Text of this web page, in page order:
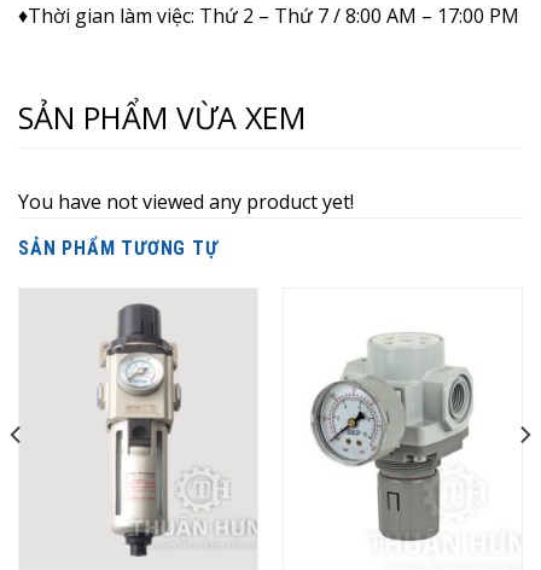
♦Thời gian làm việc: Thứ 2 – Thứ 7 / 8:00 AM – 17:00 PM
SẢN PHẨM VỪA XEM
You have not viewed any product yet!
SẢN PHẨM TƯƠNG TỰ